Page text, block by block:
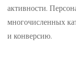
активности.
многочисленных
и конверсию.